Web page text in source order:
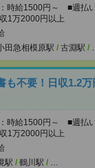
時給1500円～ ■週払
1万2000円以上
田急相模原駅 / 古淵駅 /
も不要！日収1.2
時給1500円～ ■週払
1万2000円以上
駅 / 鶴川駅 / …